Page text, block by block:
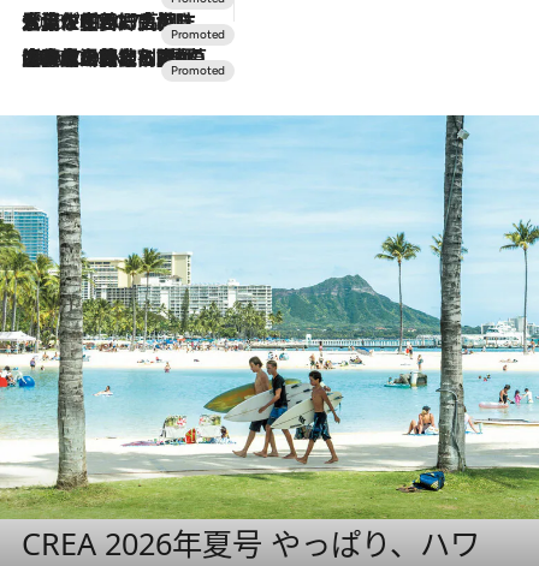
2026.7.17
「土佐和ハーブかき氷」がOMO7高知に登場！生姜、山椒、大葉など目にも舌にも涼を呼ぶ郷土の味
2026.7.10
NEW OPEN！【界 草津】名湯の地に誕生。趣の異なる2種の温泉と上州ならではの会席・蕎麦割烹など美食を味わう究極の癒やし旅
CREA 2026年夏号 やっぱり、ハワ